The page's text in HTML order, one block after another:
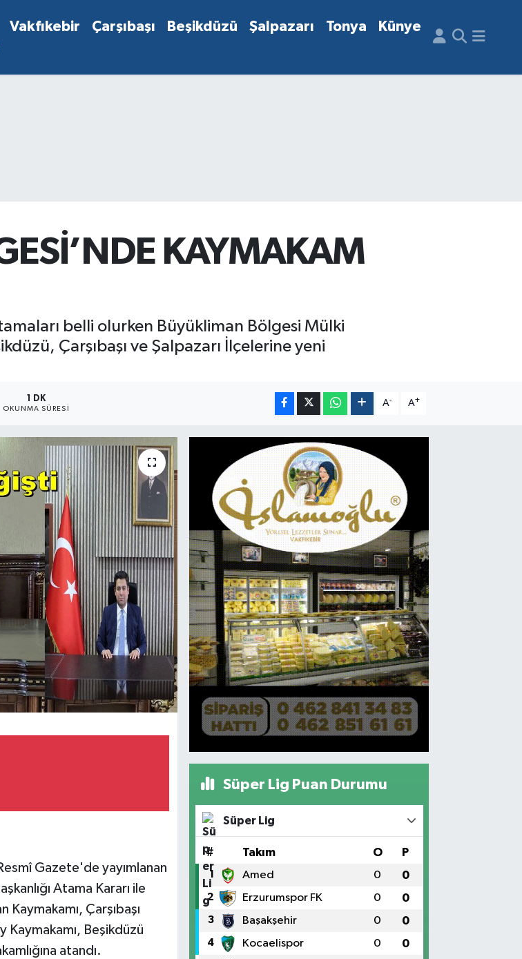
Vakfıkebir Çarşıbaşı Beşikdüzü Şalpazarı Tonya Künye
KAYMAKAM
belli olurken Büyükliman Bölgesi Mülki
Çarşıbaşı ve Şalpazarı İlçelerine yeni
1 DK
OKUNMA SÜRESI
A- A+
Gazete'de yayımlanan
Atama Kararı ile
Kaymakamı, Çarşıbaşı
Kaymakamı, Beşikdüzü
atandı.
Süper Lig Puan Durumu
Süper Lig
# Takım O P
1 Amed 0 0
2 Erzurumspor FK 0 0
3 Başakşehir 0 0
4 Kocaelispor 0 0